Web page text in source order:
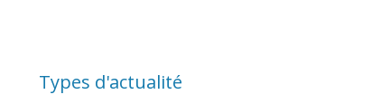
Types d'actualité